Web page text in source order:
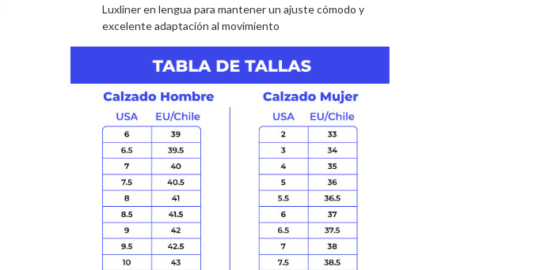
Luxliner en lengua para mantener un ajuste cómodo y
excelente adaptación al movimiento